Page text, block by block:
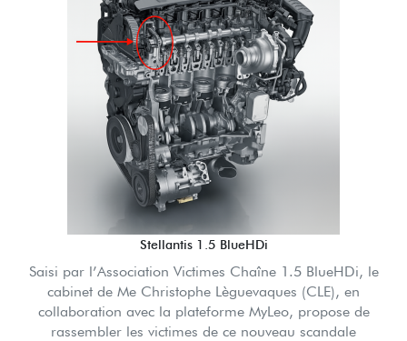
Stellantis 1.5 BlueHDi
Saisi par l’Association Victimes Chaîne 1.5 BlueHDi, le
cabinet de Me Christophe Lèguevaques (CLE), en
collaboration avec la plateforme MyLeo, propose de
rassembler les victimes de ce nouveau scandale